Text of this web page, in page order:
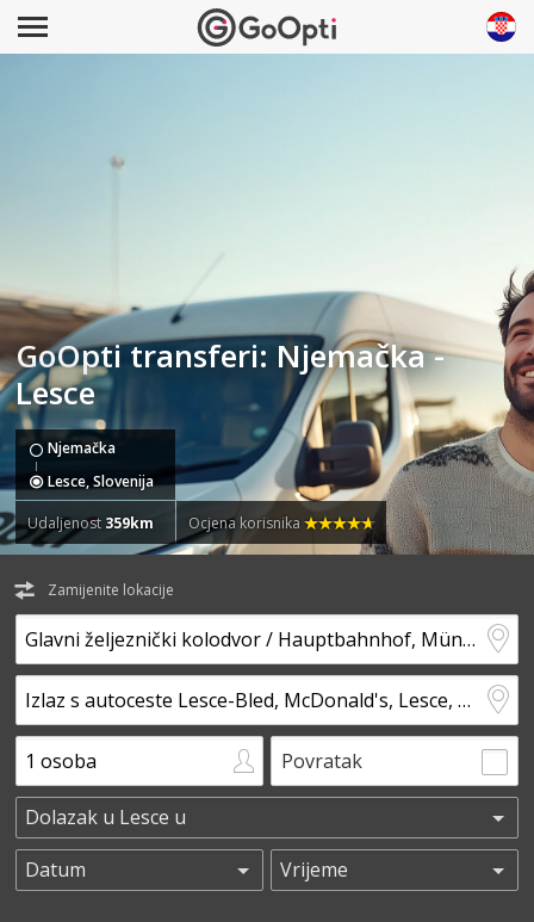
GoOpti transferi: Njemačka -
Lesce
Njemačka
Lesce, Slovenija
Udaljenost 359km Ocjena korisnika
Zamijenite lokacije
Povratak